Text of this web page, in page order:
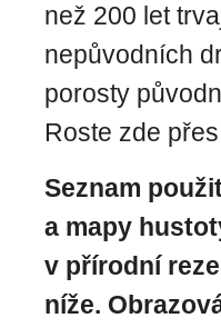
než 200 let
nepůvodních
porosty
Roste zde
Seznam
a mapy
v přírodní
níže.